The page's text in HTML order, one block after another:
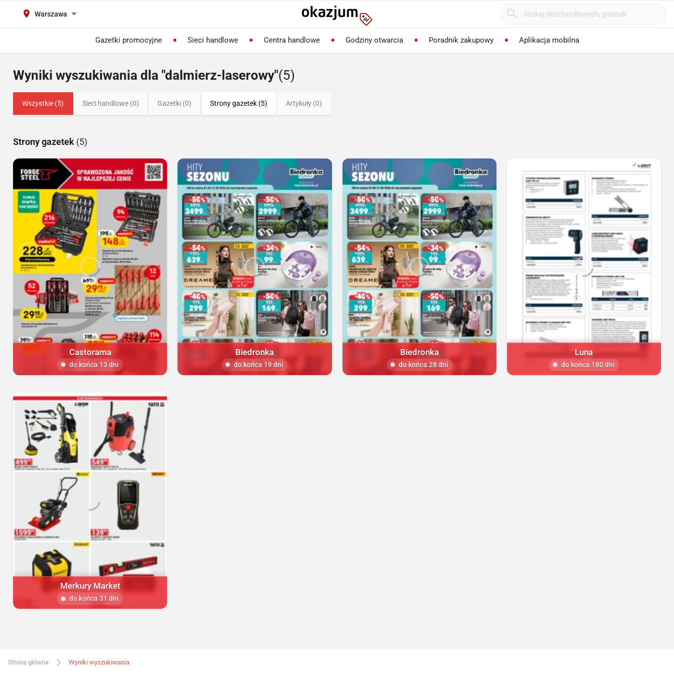
Warszawa
Gazetki promocyjne Sieci handlowe Centra handlowe Godziny otwarcia Poradnik zakupowy Aplikacja mobilna
Wyniki wyszukiwania dla "dalmierz-laserowy"(5)
Wszystkie (5) Sieci handlowe (0) Gazetki (0) Strony gazetek (5) Artykuły (0)
Strony gazetek (5)
Castorama
do końca 13 dni
Biedronka
do końca 19 dni
Biedronka
do końca 28 dni
Luna
do końca 180 dni
Merkury Market
do końca 31 dni
Strona główna Wyniki wyszukiwania